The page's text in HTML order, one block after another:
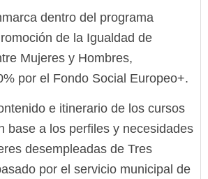
dentro del programa
de la Igualdad de
Mujeres y Hombres,
por el Fondo Social Europeo+.
e itinerario de los cursos
base a los perfiles y necesidades
desempleadas de Tres
por el servicio municipal de